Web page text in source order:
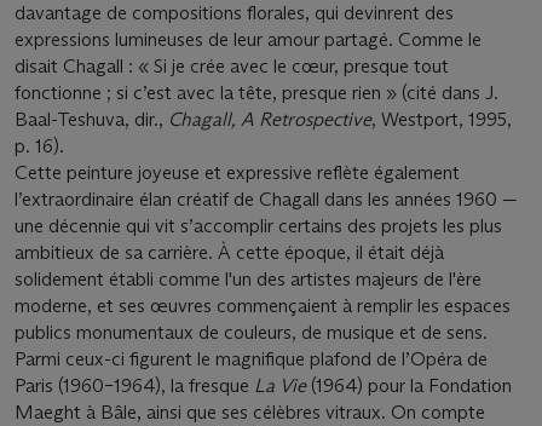
davantage de compositions florales, qui devinrent des
expressions lumineuses de leur amour partagé. Comme le
disait Chagall : « Si je crée avec le cœur, presque tout
fonctionne ; si c’est avec la tête, presque rien » (cité dans J.
Baal-Teshuva, dir., Chagall, A Retrospective, Westport, 1995,
p. 16).
Cette peinture joyeuse et expressive reflète également
l’extraordinaire élan créatif de Chagall dans les années 1960 —
une décennie qui vit s’accomplir certains des projets les plus
ambitieux de sa carrière. À cette époque, il était déjà
solidement établi comme l'un des artistes majeurs de l'ère
moderne, et ses œuvres commençaient à remplir les espaces
publics monumentaux de couleurs, de musique et de sens.
Parmi ceux-ci figurent le magnifique plafond de l’Opéra de
Paris (1960–1964), la fresque La Vie(1964) pour la Fondation
Maeght à Bâle, ainsi que ses célèbres vitraux. On compte